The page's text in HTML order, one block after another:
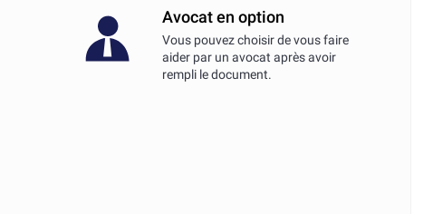
Avocat en option
Vous pouvez choisir de vous faire
aider par un avocat après avoir
rempli le document.